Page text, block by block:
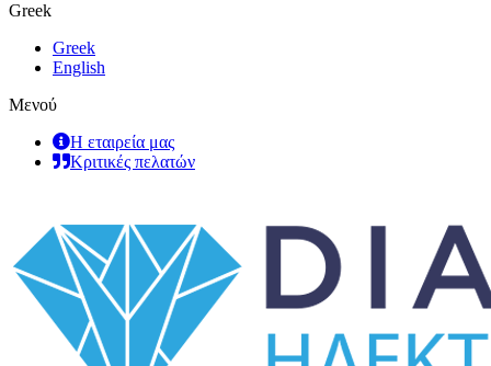
Greek
Greek
English
Μενού
Η εταιρεία μας
Κριτικές πελατών